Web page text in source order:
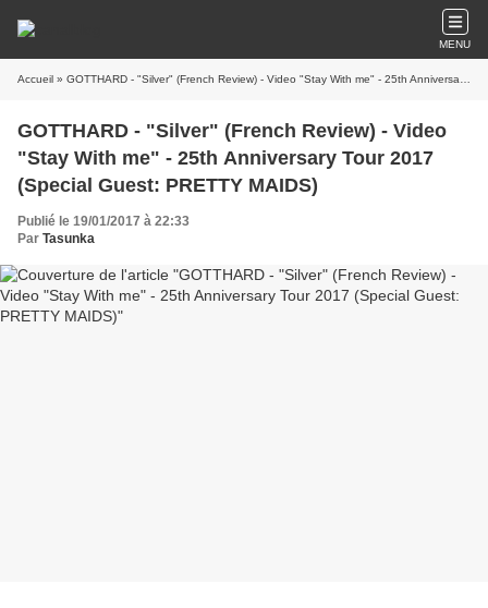
MENU
Accueil » GOTTHARD - "Silver" (French Review) - Video "Stay With me" - 25th Anniversary Tour 2017 (Special Guest: PRETTY MAIDS)
GOTTHARD - "Silver" (French Review) - Video
"Stay With me" - 25th Anniversary Tour 2017
(Special Guest: PRETTY MAIDS)
Publié le 19/01/2017 à 22:33
Par Tasunka